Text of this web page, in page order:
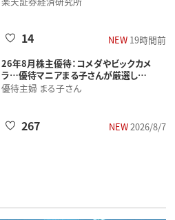
NEW19時間前
14
26年8月株主優待：コメダやビックカメ
ラ…優待マニアまる子さんが厳選し…
優待主婦 まる子さん
NEW2026/8/7
267